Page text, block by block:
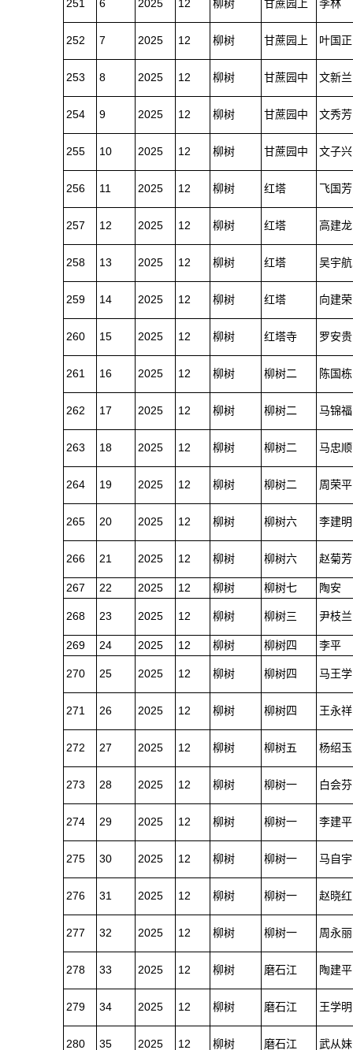
251 6 2025 12 柳树 甘蔗园上 李林
252 7 2025 12 柳树 甘蔗园上 叶国正
253 8 2025 12 柳树 甘蔗园中 文新兰
254 9 2025 12 柳树 甘蔗园中 文秀芳
255 10 2025 12 柳树 甘蔗园中 文子兴
256 11 2025 12 柳树 红塔 飞国芳
257 12 2025 12 柳树 红塔 高建龙
258 13 2025 12 柳树 红塔 吴宇航
259 14 2025 12 柳树 红塔 向建荣
260 15 2025 12 柳树 红塔寺 罗安贵
261 16 2025 12 柳树 柳树二 陈国栋
262 17 2025 12 柳树 柳树二 马锦福
263 18 2025 12 柳树 柳树二 马忠顺
264 19 2025 12 柳树 柳树二 周荣平
265 20 2025 12 柳树 柳树六 李建明
266 21 2025 12 柳树 柳树六 赵菊芳
267 22 2025 12 柳树 柳树七 陶安
268 23 2025 12 柳树 柳树三 尹枝兰
269 24 2025 12 柳树 柳树四 李平
270 25 2025 12 柳树 柳树四 马王学
271 26 2025 12 柳树 柳树四 王永祥
272 27 2025 12 柳树 柳树五 杨绍玉
273 28 2025 12 柳树 柳树一 白会芬
274 29 2025 12 柳树 柳树一 李建平
275 30 2025 12 柳树 柳树一 马自宇
276 31 2025 12 柳树 柳树一 赵晓红
277 32 2025 12 柳树 柳树一 周永丽
278 33 2025 12 柳树 磨石江 陶建平
279 34 2025 12 柳树 磨石江 王学明
280 35 2025 12 柳树 磨石江 武从妹